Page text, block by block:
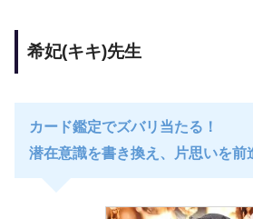
希妃(キキ)先生
カード鑑定でズバリ当たる！
潜在意識を書き換え、片思いを前